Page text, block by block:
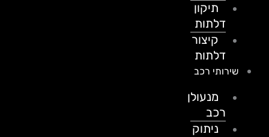
תיקון
דלתות
קיצור
דלתות
שירותי רכב
מנעולן
ניתוק